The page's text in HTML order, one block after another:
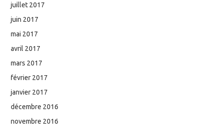
juillet 2017
juin 2017
mai 2017
avril 2017
mars 2017
février 2017
janvier 2017
décembre 2016
novembre 2016